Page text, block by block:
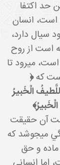
حد اکتفا
انسان
دارد،
از روح
مي رود تا
که﴿
الْخَبيرُ
آن حقيقت
مي جوشد که
و حق